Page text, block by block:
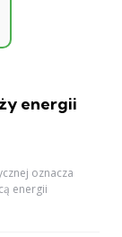
energii
oznacza
energii